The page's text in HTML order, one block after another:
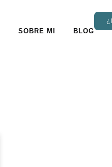
SOBRE MI BLOG